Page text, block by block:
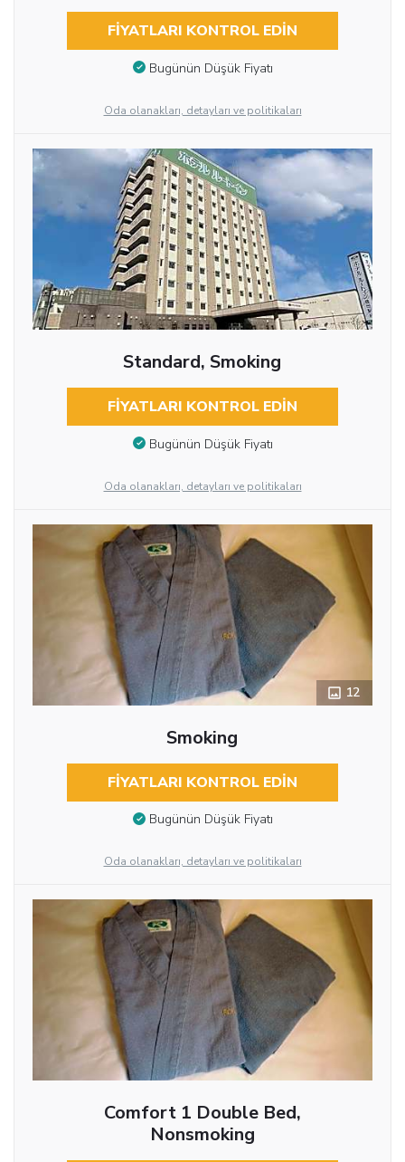
FIYATLARI KONTROL EDIN
Bugünün Düşük Fiyatı
Oda olanakları, detayları ve politikaları
Standard, Smoking
FIYATLARI KONTROL EDIN
Bugünün Düşük Fiyatı
Oda olanakları, detayları ve politikaları
12
Smoking
FIYATLARI KONTROL EDIN
Bugünün Düşük Fiyatı
Oda olanakları, detayları ve politikaları
Comfort 1 Double Bed,
Nonsmoking